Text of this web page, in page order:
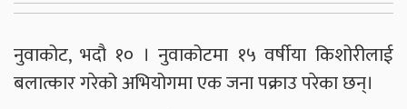
नुवाकोट, भदौ १० । नुवाकोटमा १५ वर्षीया किशोरीलाई
बलात्कार गरेको अभियोगमा एक जना पक्राउ परेका छन्।